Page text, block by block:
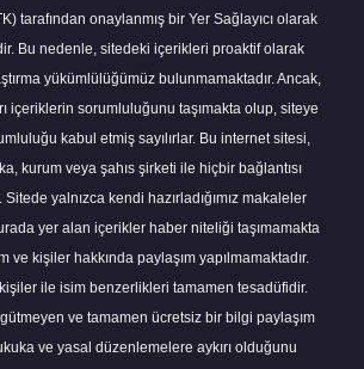
tarafından onaylanmış bir Yer Sağlayıcı olarak
Bu nedenle, sitedeki içerikleri proaktif olarak
yükümlülüğümüz bulunmamaktadır. Ancak,
içeriklerin sorumluluğunu taşımakta olup, siteye
kabul etmiş sayılırlar. Bu internet sitesi,
kurum veya şahıs şirketi ile hiçbir bağlantısı
Sitede yalnızca kendi hazırladığımız makaleler
yer alan içerikler haber niteliği taşımamakta
ve kişiler hakkında paylaşım yapılmamaktadır.
ile isim benzerlikleri tamamen tesadüfidir.
ve tamamen ücretsiz bir bilgi paylaşım
ve yasal düzenlemelere aykırı olduğunu